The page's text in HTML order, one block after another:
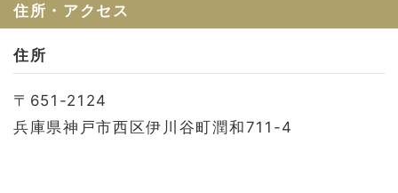
住所・アクセス
住所
〒651-2124
兵庫県神戸市西区伊川谷町潤和711-4